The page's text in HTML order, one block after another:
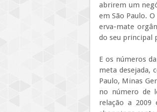
abrirem um
em São Paulo.
erva-mate
do seu principal
E os números
meta desejada,
Paulo, Minas
no número de
relação a